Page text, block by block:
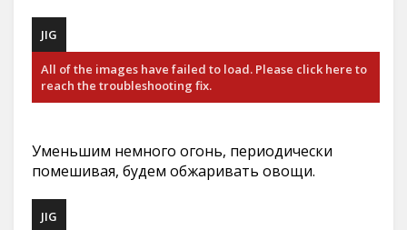
JIG
All of the images have failed to load. Please click here to
reach the troubleshooting fix.
Уменьшим немного огонь, периодически
помешивая, будем обжаривать овощи.
JIG